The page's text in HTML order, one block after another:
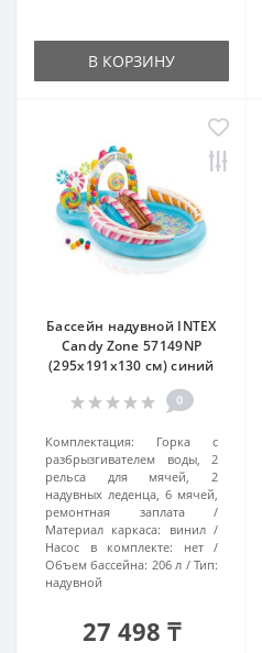
В КОРЗИНУ
Бассейн надувной INTEX
Candy Zone 57149NP
(295х191x130 см) синий
0
Комплектация:
Горка с
разбрызгивателем воды, 2
рельса для мячей, 2
надувных леденца, 6 мячей,
ремонтная заплата
Материал каркаса:
винил
Насос в комплекте:
нет
Объем бассейна: 206 л
Тип:
надувной
27 498 ₸